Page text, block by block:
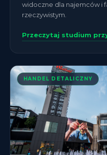
widoczne dla najemców i
rzeczywistym.
Przeczytaj studium
HANDEL DETALICZNY